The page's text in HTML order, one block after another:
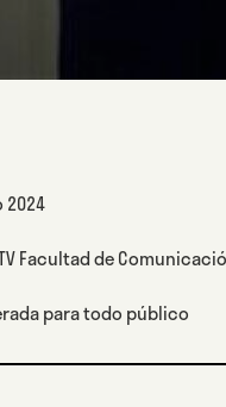
2024
Facultad de
para todo público